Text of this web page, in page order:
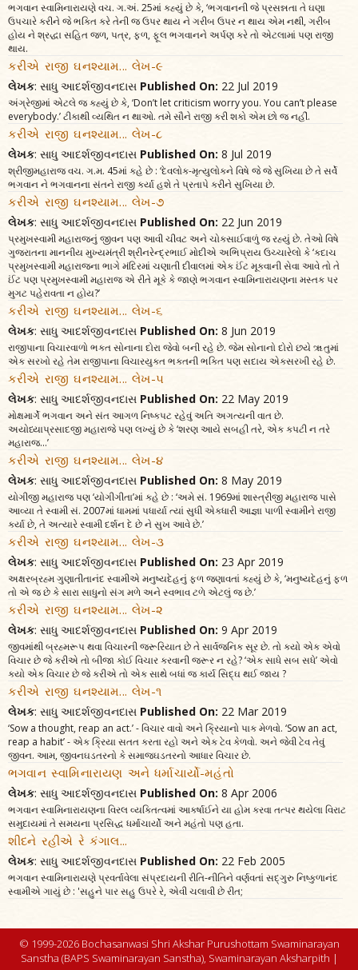
ભગવાન સ્વામિનારાયણે વચ. ગ.અં. 25માં કહ્યું છે કે, ‘ભગવાનની જે પ્રસન્નતા તે ઘણા
ઉપચારે કરીને જે ભક્તિ કરે તેની જ ઉપર થાય ને ગરીબ ઉપર ન થાય એમ નથી, ગરીબ
હોય ને શ્રદ્ધા સહિત જળ, પત્ર, ફળ, ફૂલ ભગવાનને અર્પણ કરે તો એટલામાં પણ રાજી
થાય.
કરીએ રાજી ઘનશ્યામ... લેખ-૯
લેખક: સાધુ આદર્શજીવનદાસ Published On: 22 Jul 2019
અંગ્રેજીમાં એટલે જ કહ્યું છે કે, ‘Don’t let criticism worry you. You can’t please
everybody.’ ટીકાથી વ્યથિત ન થાઓ. તમે સૌને રાજી કરી શકો એમ છો જ નહીં.
કરીએ રાજી ઘનશ્યામ... લેખ-૮
લેખક: સાધુ આદર્શજીવનદાસ Published On: 8 Jul 2019
શ્રીજીમહારાજ વચ. ગ.મ. 45માં કહે છે : ‘દેવલોક-મૃત્યુલોકને વિષે જે જે સુખિયા છે તે સર્વે
ભગવાન ને ભગવાનના સંતને રાજી કર્યા હશે તે પ્રતાપે કરીને સુખિયા છે.
કરીએ રાજી ઘનશ્યામ... લેખ-૭
લેખક: સાધુ આદર્શજીવનદાસ Published On: 22 Jun 2019
પ્રમુખસ્વામી મહારાજનું જીવન પણ આવી ચીવટ અને ચોકસાઈવાળું જ રહ્યું છે. તેઓ વિષે
ગુજરાતના માનનીય મુખ્યમંત્રી શ્રીનરેન્દ્રભાઈ મોદીએ અભિપ્રાય ઉચ્ચારેલો કે ‘કદાચ
પ્રમુખસ્વામી મહારાજના ભાગે મંદિરમાં ચણાતી દીવાલમાં એક ઈંટ મૂકવાની સેવા આવે તો તે
ઈંટ પણ પ્રમુખસ્વામી મહારાજ એ રીતે મૂકે કે જાણે ભગવાન સ્વામિનારાયણના મસ્તક પર
મુગટ પહેરાવતા ન હોય?’
કરીએ રાજી ઘનશ્યામ... લેખ-૬
લેખક: સાધુ આદર્શજીવનદાસ Published On: 8 Jun 2019
રાજીપાના વિચારવાળો ભક્ત સોનાના દોરા જેવો બની રહે છે. જેમ સોનાનો દોરો છયે ૠતુમાં
એક સરખો રહે તેમ રાજીપાના વિચારયુક્ત ભક્તની ભક્તિ પણ સદાય એકસરખી રહે છે.
કરીએ રાજી ઘનશ્યામ... લેખ-૫
લેખક: સાધુ આદર્શજીવનદાસ Published On: 22 May 2019
મોક્ષમાર્ગે ભગવાન અને સંત આગળ નિષ્કપટ રહેવું અતિ અગત્યની વાત છે.
અયોધ્યાપ્રસાદજી મહારાજે પણ લખ્યું છે કે ‘શરણ આયે સબહી તરે, એક કપટી ન તરે
મહારાજ...’
કરીએ રાજી ઘનશ્યામ... લેખ-૪
લેખક: સાધુ આદર્શજીવનદાસ Published On: 8 May 2019
યોગીજી મહારાજ પણ ‘યોગીગીતા’માં કહે છે : ‘અમે સં. 1969માં શાસ્ત્રીજી મહારાજ પાસે
આવ્યા તે સ્વામી સં. 2007માં ધામમાં પધાર્યા ત્યાં સુધી એકધારી આજ્ઞા પાળી સ્વામીને રાજી
કર્યા છે, તે અત્યારે સ્વામી દર્શન દે છે ને સુખ આવે છે.’
કરીએ રાજી ઘનશ્યામ... લેખ-૩
લેખક: સાધુ આદર્શજીવનદાસ Published On: 23 Apr 2019
અક્ષરબ્રહ્મ ગુણાતીતાનંદ સ્વામીએ મનુષ્યદેહનું ફળ જણાવતાં કહ્યું છે કે, ‘મનુષ્યદેહનું ફળ
તો એ જ છે કે સારા સાધુનો સંગ મળે અને સ્વભાવ ટળે એટલું જ છે.’
કરીએ રાજી ઘનશ્યામ... લેખ-૨
લેખક: સાધુ આદર્શજીવનદાસ Published On: 9 Apr 2019
જીવમાંથી બ્રહ્મરૂપ થવા વિચારની જરૂરિયાત છે તે સાર્વજનિક સૂર છે. તો કયો એક એવો
વિચાર છે જે કરીએ તો બીજા કોઈ વિચાર કરવાની જરૂર ન રહે? ‘એક સાધે સબ સધે’ એવો
કયો એક વિચાર છે જે કરીએ તો એક સાથે બધાં જ કાર્ય સિદ્ઘ થઈ જાય ?
કરીએ રાજી ઘનશ્યામ... લેખ-૧
લેખક: સાધુ આદર્શજીવનદાસ Published On: 22 Mar 2019
‘Sow a thought, reap an act.’ - વિચાર વાવો અને ક્રિયાનો પાક મેળવો. ‘Sow an act,
reap a habit’ - એક ક્રિયા સતત કરતા રહો અને એક ટેવ કેળવો. અને જેવી ટેવ તેવું
જીવન. આમ, જીવનઘડતરનો કે સમાજઘડતરનો આધાર વિચાર છે.
ભગવાન સ્વામિનારાયણ અને ધર્માચાર્યો-મહંતો
લેખક: સાધુ આદર્શજીવનદાસ Published On: 8 Apr 2006
ભગવાન સ્વામિનારાયણના વિરલ વ્યક્તિત્વમાં આકર્ષાઈને યા હોમ કરવા તત્પર થયેલા વિરાટ
સમુદાયમાં તે સમયના પ્રસિદ્ધ ધર્માચાર્યો અને મહંતો પણ હતા.
શીદને રહીએ રે કંગાલ...
લેખક: સાધુ આદર્શજીવનદાસ Published On: 22 Feb 2005
ભગવાન સ્વામિનારાયણે પ્રવર્તાવેલા સંપ્રદાયની રીતિ-નીતિને વર્ણવતાં સદ્‌ગુરુ નિષ્કુળાનંદ
સ્વામીએ ગાયું છે : 'સહુને પાર સહુ ઉપરે રે, એવી ચલાવી છે રીત;
© 1999-2026 Bochasanwasi Shri Akshar Purushottam Swaminarayan
Sanstha (BAPS Swaminarayan Sanstha), Swaminarayan Aksharpith |